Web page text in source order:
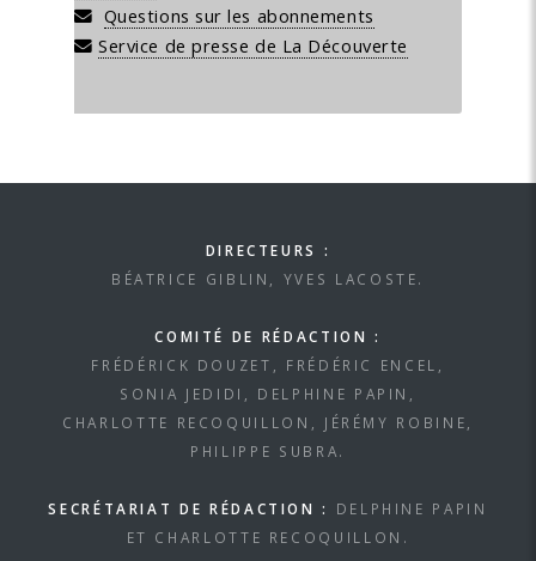
Questions sur les abonnements
Service de presse de La Découverte
DIRECTEURS :
BÉATRICE GIBLIN, YVES LACOSTE.
COMITÉ DE RÉDACTION :
FRÉDÉRICK DOUZET, FRÉDÉRIC ENCEL,
SONIA JEDIDI, DELPHINE PAPIN,
CHARLOTTE RECOQUILLON, JÉRÉMY ROBINE,
PHILIPPE SUBRA.
SECRÉTARIAT DE RÉDACTION :
DELPHINE PAPIN
ET CHARLOTTE RECOQUILLON.